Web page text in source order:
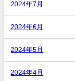
2024年7月
2024年6月
2024年5月
2024年4月